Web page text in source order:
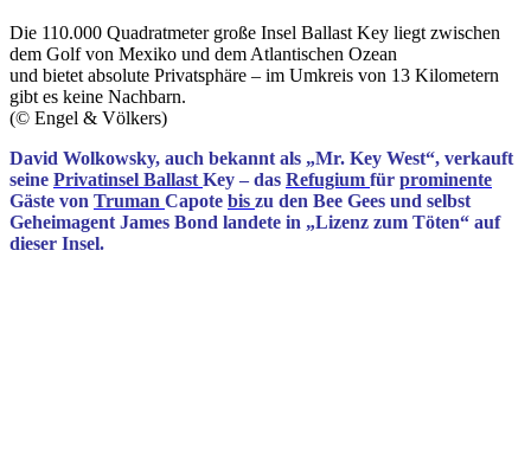
Die 110.000 Quadratmeter große Insel Ballast Key liegt zwischen
dem Golf von Mexiko und dem Atlantischen Ozean
und bietet absolute Privatsphäre – im Umkreis von 13 Kilometern
gibt es keine Nachbarn.
(© Engel & Völkers)
David Wolkowsky, auch bekannt als „Mr. Key West“, verkauft
seine Privatinsel Ballast Key – das Refugium für prominente
Gäste von Truman Capote bis zu den Bee Gees und selbst
Geheimagent James Bond landete in „Lizenz zum Töten“ auf
dieser Insel.